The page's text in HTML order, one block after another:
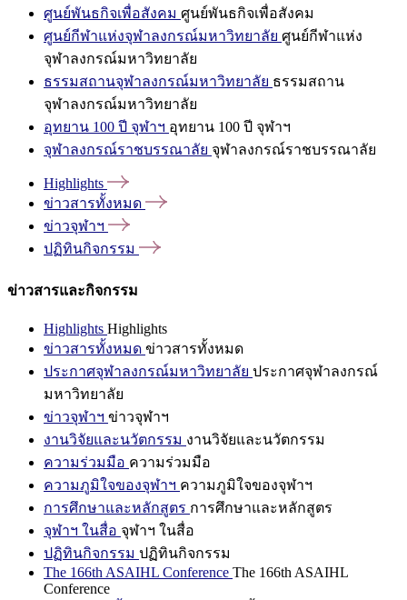
ศูนย์พันธกิจเพื่อสังคม ศูนย์พันธกิจเพื่อสังคม
ศูนย์กีฬาแห่งจุฬาลงกรณ์มหาวิทยาลัย ศูนย์กีฬาแห่ง
จุฬาลงกรณ์มหาวิทยาลัย
ธรรมสถานจุฬาลงกรณ์มหาวิทยาลัย ธรรมสถาน
จุฬาลงกรณ์มหาวิทยาลัย
อุทยาน 100 ปี จุฬาฯ อุทยาน 100 ปี จุฬาฯ
จุฬาลงกรณ์ราชบรรณาลัย จุฬาลงกรณ์ราชบรรณาลัย
Highlights
ข่าวสารทั้งหมด
ข่าวจุฬาฯ
ปฏิทินกิจกรรม
ข่าวสารและกิจกรรม
Highlights Highlights
ข่าวสารทั้งหมด ข่าวสารทั้งหมด
ประกาศจุฬาลงกรณ์มหาวิทยาลัย ประกาศจุฬาลงกรณ์
มหาวิทยาลัย
ข่าวจุฬาฯ ข่าวจุฬาฯ
งานวิจัยและนวัตกรรม งานวิจัยและนวัตกรรม
ความร่วมมือ ความร่วมมือ
ความภูมิใจของจุฬาฯ ความภูมิใจของจุฬาฯ
การศึกษาและหลักสูตร การศึกษาและหลักสูตร
จุฬาฯ ในสื่อ จุฬาฯ ในสื่อ
ปฏิทินกิจกรรม ปฏิทินกิจกรรม
The 166th ASAIHL Conference The 166th ASAIHL
Conference